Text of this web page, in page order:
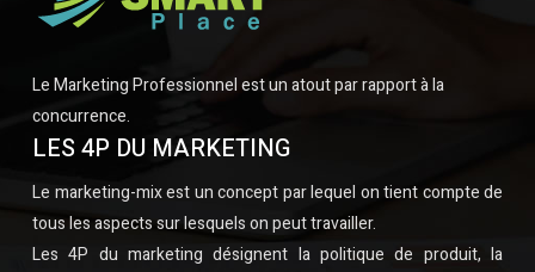
Le Marketing Professionnel est un atout par rapport à la
concurrence.
LES 4P DU MARKETING
Le marketing-mix est un concept par lequel on tient compte de
tous les aspects sur lesquels on peut travailler.
Les 4P du marketing désignent la politique de produit, la